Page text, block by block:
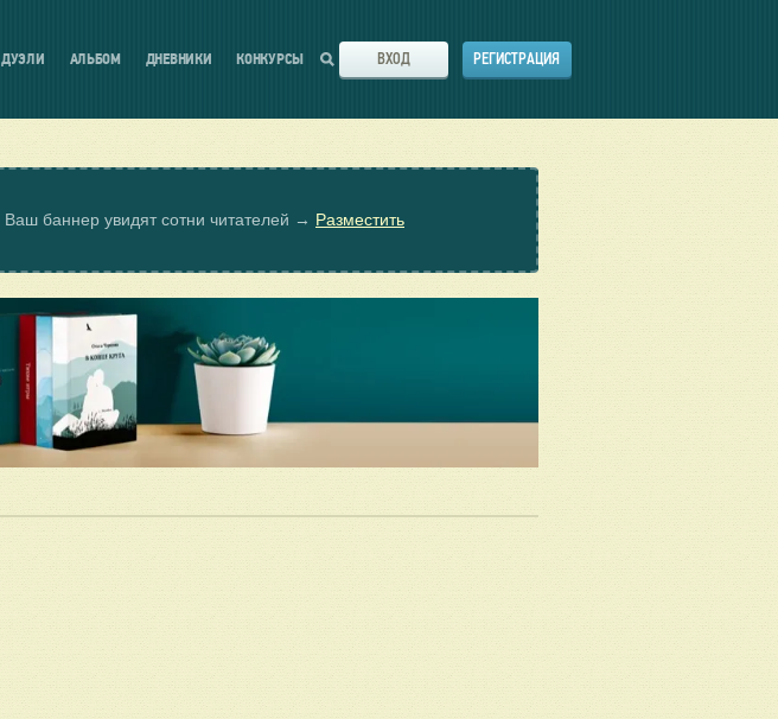
ДУЭЛИ АЛЬБОМ ДНЕВНИКИ КОНКУРСЫ ВХОД РЕГИСТРАЦИЯ
Ваш баннер увидят сотни читателей → Разместить